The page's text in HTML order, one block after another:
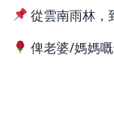
從雲南雨林，
俾老婆/媽媽